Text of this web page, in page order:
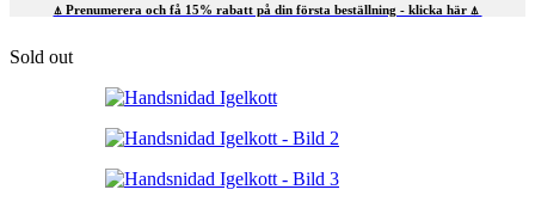
⍋ Prenumerera och få 15% rabatt på din första beställning - klicka här ⍋
Sold out